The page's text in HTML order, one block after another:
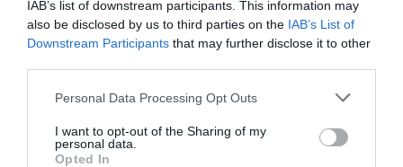
IAB’s list of downstream participants. This information may
also be disclosed by us to third parties on the IAB’s List of
Downstream Participants that may further disclose it to other
Personal Data Processing Opt Outs
I want to opt-out of the Sharing of my
personal data.
Opted In
ΕΠΌΜΕΝΗ ΑΝΆΡΤΗΣΗ
ΔΗΜΟΣ ΣΠΑΤΩΝ – ΑΡΤΕΜΙΔΟΣ : ΟΔΙΚΗ ΑΣΦΑΛΕΙΑ:
ΕΠΕΝΔΥΟΥΜΕ ΣΤΗΝ ΠΡΟΛΗΨΗ, ΕΠΕΝΔΥΟΥΜΕ ΣΤΑ ΠΑΙΔΙΑ ΜΑΣ
— ΔΗΜΗΤΡΗΣ ΑΠΟΣΤΟΛΟΠΟΥΛΟΣ